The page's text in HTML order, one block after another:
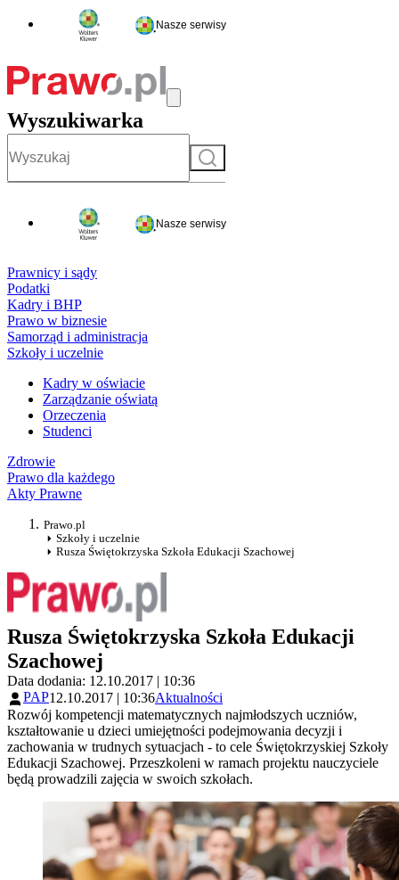
Nasze serwisy
Wyszukiwarka
Szukaj
Nasze serwisy
Prawnicy i sądy
Podatki
Kadry i BHP
Prawo w biznesie
Samorząd i administracja
Szkoły i uczelnie
Kadry w oświacie
Zarządzanie oświatą
Orzeczenia
Studenci
Zdrowie
Prawo dla każdego
Akty Prawne
Prawo.pl
Szkoły i uczelnie
Rusza Świętokrzyska Szkoła Edukacji Szachowej
Rusza Świętokrzyska Szkoła Edukacji
Szachowej
Data dodania: 12.10.2017 | 10:36
PAP12.10.2017 | 10:36Aktualności
Rozwój kompetencji matematycznych najmłodszych uczniów,
kształtowanie u dzieci umiejętności podejmowania decyzji i
zachowania w trudnych sytuacjach - to cele Świętokrzyskiej Szkoły
Edukacji Szachowej. Przeszkoleni w ramach projektu nauczyciele
będą prowadzili zajęcia w swoich szkołach.